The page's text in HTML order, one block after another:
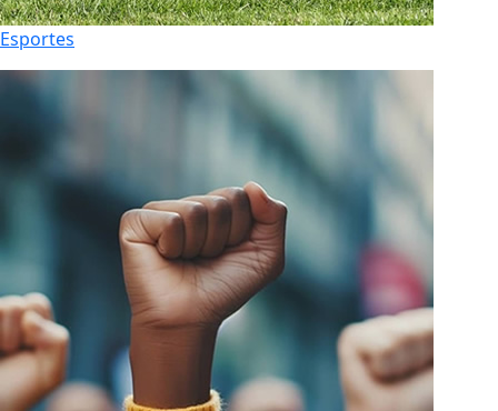
Esportes